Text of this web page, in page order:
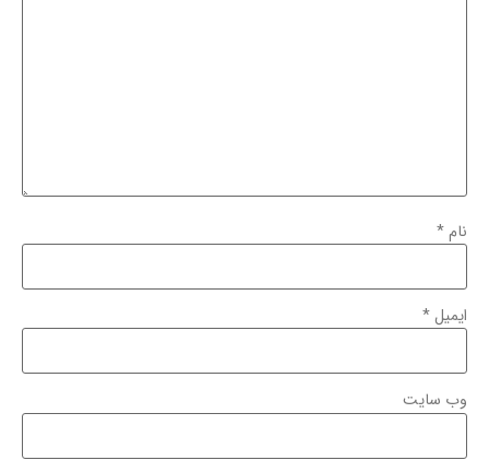
نام*
ایمیل*
وب‌ سایت